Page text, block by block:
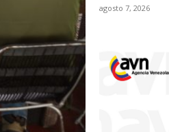
agosto 7, 2026